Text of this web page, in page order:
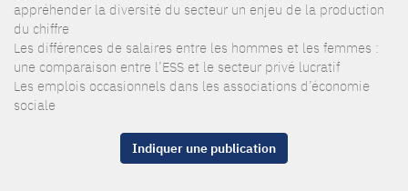
appréhender la diversité du secteur un enjeu de la production
du chiffre
Les différences de salaires entre les hommes et les femmes :
une comparaison entre l’ESS et le secteur privé lucratif
Les emplois occasionnels dans les associations d’économie
sociale
Indiquer une publication